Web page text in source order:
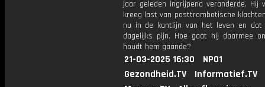
jaar geleden ingrijpend veranderde. Hij
kreeg last van posttrombotische
nu in de kantlijn van het leven en dat
dagelijks pijn. Hoe gaat hij daarmee
houdt hem gaande?
21-03-2025 16:30
NPO1
Gezondheid.TV
Informatief.TV